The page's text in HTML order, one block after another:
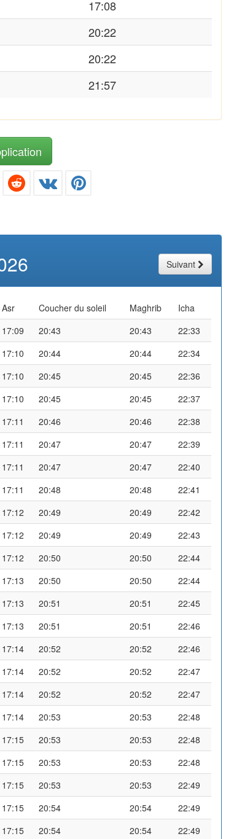
17:08
20:22
20:22
21:57
Suivant
Asr Coucher du soleil Maghrib
Icha
17:09 20:43 20:43
22:33
17:10 20:44 20:44
22:34
17:10 20:45 20:45
22:36
17:10 20:45 20:45
22:37
17:11 20:46 20:46
22:38
17:11 20:47 20:47
22:39
17:11 20:47 20:47
22:40
17:11 20:48 20:48
22:41
17:12 20:49 20:49
22:42
17:12 20:49 20:49
22:43
17:12 20:50 20:50
22:44
17:13 20:50 20:50
22:44
17:13 20:51 20:51
22:45
17:13 20:51 20:51
22:46
17:14 20:52 20:52
22:46
17:14 20:52 20:52
22:47
17:14 20:52 20:52
22:47
17:14 20:53 20:53
22:48
17:15 20:53 20:53
22:48
17:15 20:53 20:53
22:48
17:15 20:53 20:53
22:49
17:15 20:54 20:54
22:49
17:15 20:54 20:54
22:49